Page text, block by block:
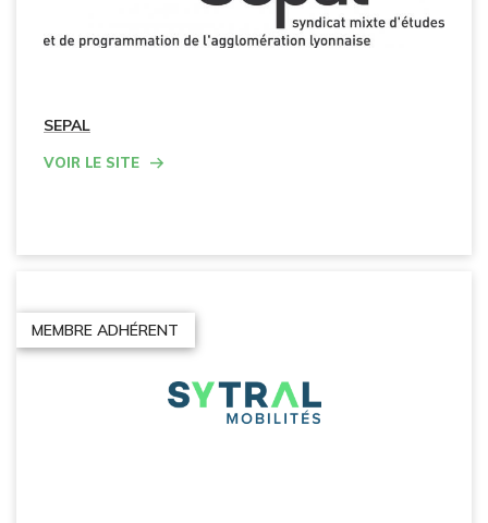
SEPAL
Voir le site
MEMBRE ADHÉRENT